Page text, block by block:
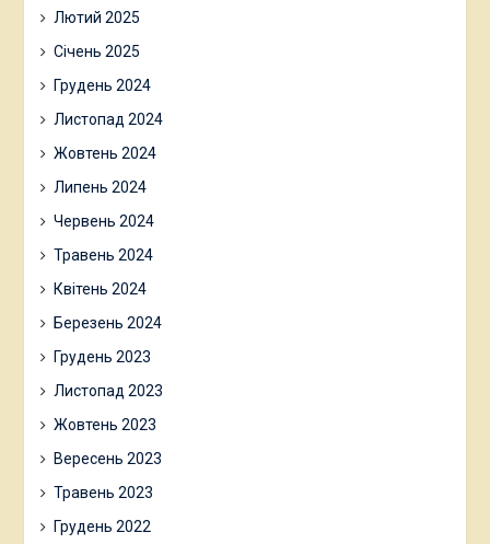
Лютий 2025
Січень 2025
Грудень 2024
Листопад 2024
Жовтень 2024
Липень 2024
Червень 2024
Травень 2024
Квітень 2024
Березень 2024
Грудень 2023
Листопад 2023
Жовтень 2023
Вересень 2023
Травень 2023
Грудень 2022